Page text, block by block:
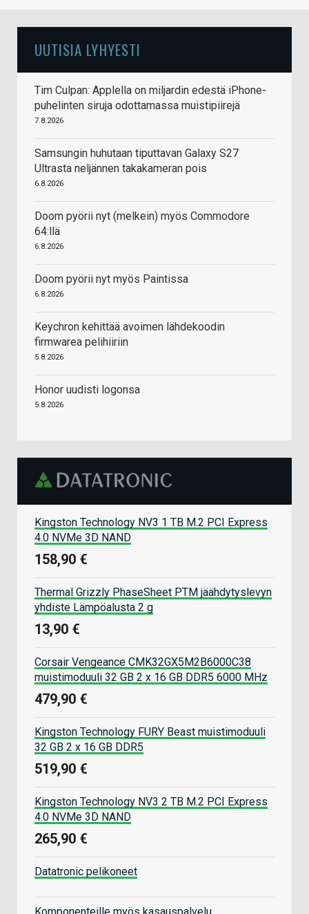
UUTISIA LYHYESTI
Tim Culpan: Applella on miljardin edestä iPhone-
puhelinten siruja odottamassa muistipiirejä
7.8.2026
Samsungin huhutaan tiputtavan Galaxy S27
Ultrasta neljännen takakameran pois
6.8.2026
Doom pyörii nyt (melkein) myös Commodore
64:llä
6.8.2026
Doom pyörii nyt myös Paintissa
6.8.2026
Keychron kehittää avoimen lähdekoodin
firmwarea pelihiiriin
5.8.2026
Honor uudisti logonsa
5.8.2026
Kingston Technology NV3 1 TB M.2 PCI Express
4.0 NVMe 3D NAND
158,90 €
Thermal Grizzly PhaseSheet PTM jäähdytyslevyn
yhdiste Lämpöalusta 2 g
13,90 €
Corsair Vengeance CMK32GX5M2B6000C38
muistimoduuli 32 GB 2 x 16 GB DDR5 6000 MHz
479,90 €
Kingston Technology FURY Beast muistimoduuli
32 GB 2 x 16 GB DDR5
519,90 €
Kingston Technology NV3 2 TB M.2 PCI Express
4.0 NVMe 3D NAND
265,90 €
Datatronic pelikoneet